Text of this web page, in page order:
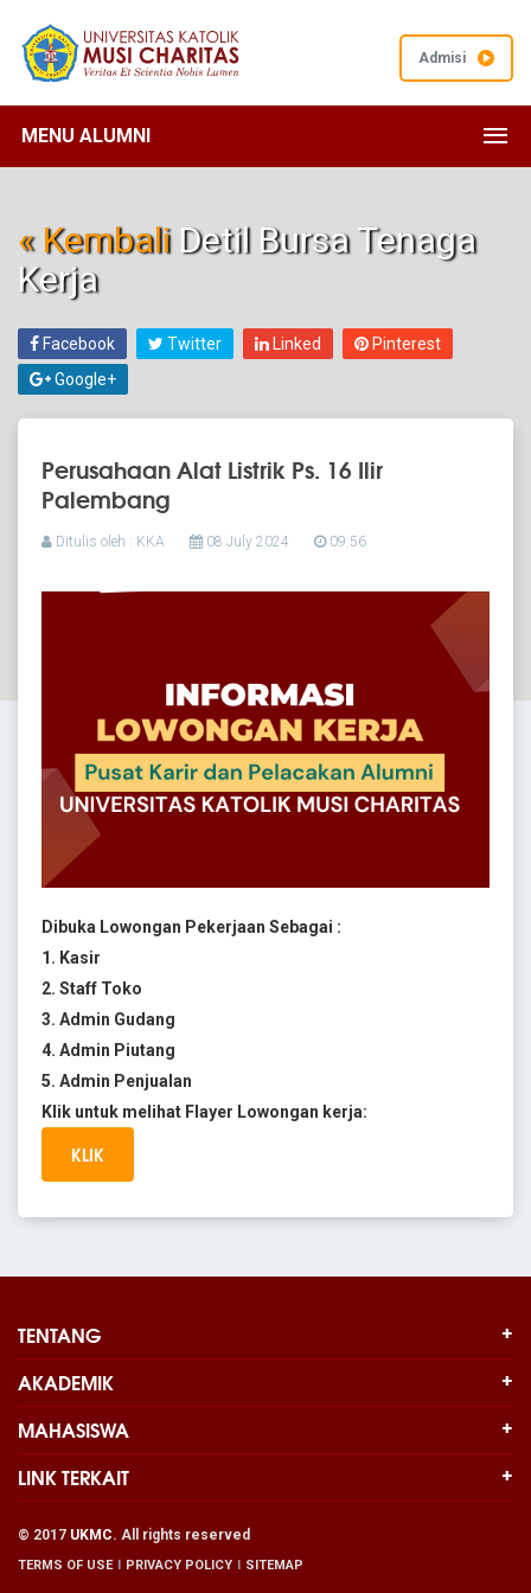
Admisi
MENU ALUMNI
« KembaliDetil Bursa Tenaga
Kerja
Facebook Twitter Linked
Pinterest
Google+
Perusahaan Alat Listrik Ps. 16 Ilir
Palembang
Ditulis oleh : KKA 08 July 2024 09:56
Dibuka Lowongan Pekerjaan Sebagai :
1. Kasir
2. Staff Toko
3. Admin Gudang
4. Admin Piutang
5. Admin Penjualan
Klik untuk melihat Flayer Lowongan kerja:
KLIK
TENTANG
AKADEMIK
MAHASISWA
LINK TERKAIT
© 2017 UKMC. All rights reserved
TERMS OF USE PRIVACY POLICY SITEMAP